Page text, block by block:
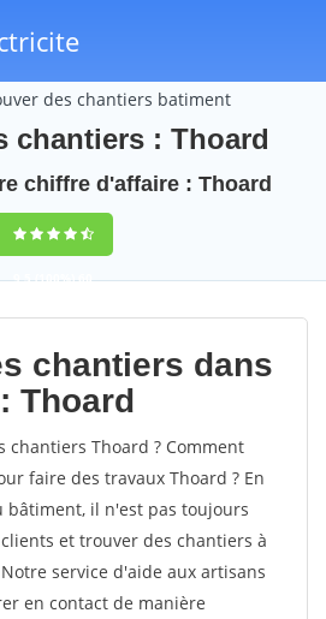
des chantiers batiment
chantiers : Thoard
chiffre d'affaire : Thoard
9,5(100%)60
votes
chantiers dans
Thoard
chantiers Thoard ? Comment
faire des travaux Thoard ? En
il n'est pas toujours
et trouver des chantiers à
service d'aide aux artisans
en contact de manière